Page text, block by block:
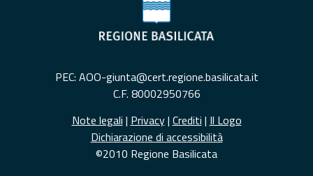
PEC: AOO-giunta@cert.regione.basilicata.it
C.F. 80002950766
Note legali | Privacy| Crediti | Il Logo
Dichiarazione di accessibilità
©2010 Regione Basilicata